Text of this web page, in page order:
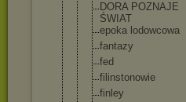
DORA POZNAJE
ŚWIAT
epoka lodowcowa
fantazy
fed
filinstonowie
finley